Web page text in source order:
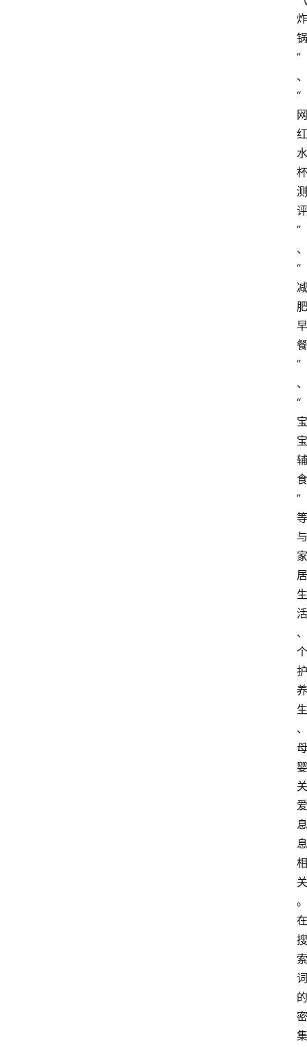
炸
锅
”
、
“
网
红
水
杯
测
评
”
、
“
减
肥
早
餐
”
、
“
宝
宝
辅
食
”
等
与
家
居
生
活
、
个
护
养
生
、
母
婴
关
爱
息
息
相
关
。
在
搜
索
词
的
密
集